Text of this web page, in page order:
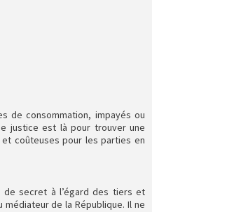
de consommation, impayés ou
justice est là pour trouver une
coûteuses pour les parties en
de secret à l’égard des tiers et
de la République. Il ne